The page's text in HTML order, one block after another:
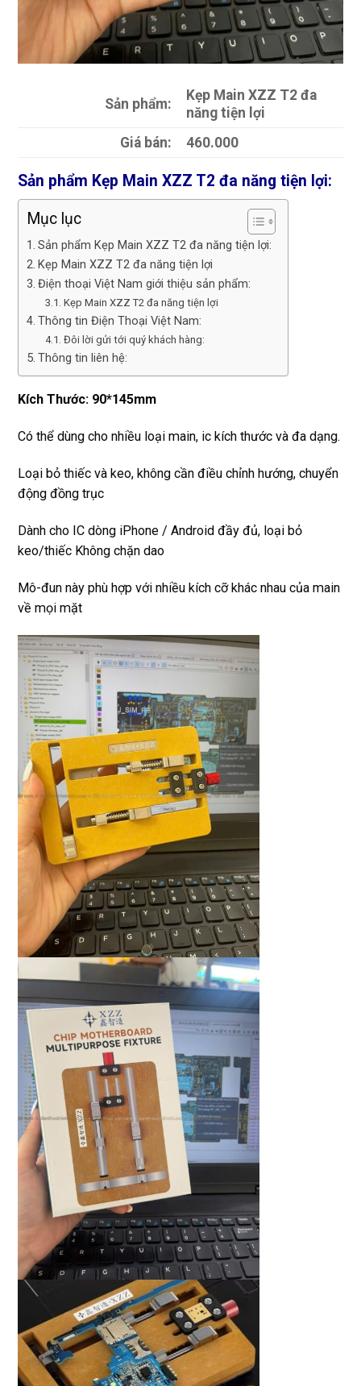
Sản phẩm:
Kẹp Main XZZ T2 đa
năng tiện lợi
Giá bán:
460.000
Sản phẩm Kẹp Main XZZ T2 đa năng tiện lợi:
Mục lục
Sản phẩm Kẹp Main XZZ T2 đa năng tiện lợi:
Kẹp Main XZZ T2 đa năng tiện lợi
Điện thoại Việt Nam giới thiệu sản phẩm:
Kẹp Main XZZ T2 đa năng tiện lợi
Thông tin Điện Thoại Việt Nam:
Đôi lời gửi tới quý khách hàng:
Thông tin liên hệ:
Kích Thước: 90*145mm
Có thể dùng cho nhiều loại main, ic kích thước và đa dạng.
Loại bỏ thiếc và keo, không cần điều chỉnh hướng, chuyển
động đồng trục
Dành cho IC dòng iPhone / Android đầy đủ, loại bỏ
keo/thiếc Không chặn dao
Mô-đun này phù hợp với nhiều kích cỡ khác nhau của main
về mọi mặt